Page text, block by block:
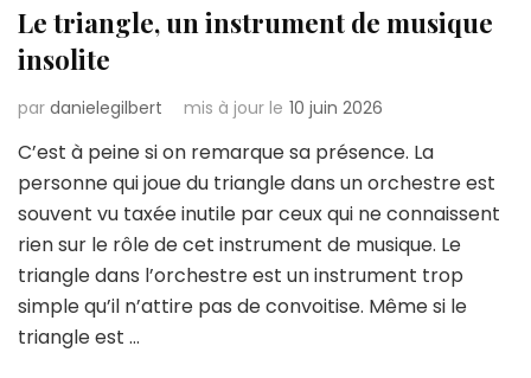
Le triangle, un instrument de musique
insolite
par danielegilbert mis à jour le 10 juin 2026
C’est à peine si on remarque sa présence. La
personne qui joue du triangle dans un orchestre est
souvent vu taxée inutile par ceux qui ne connaissent
rien sur le rôle de cet instrument de musique. Le
triangle dans l’orchestre est un instrument trop
simple qu’il n’attire pas de convoitise. Même si le
triangle est …